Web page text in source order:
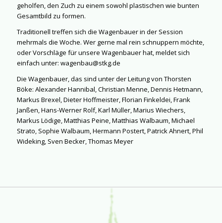
geholfen, den Zuch zu einem sowohl plastischen wie bunten
Gesamtbild zu formen.
Traditionell treffen sich die Wagenbauer in der Session
mehrmals die Woche. Wer gerne mal rein schnuppern möchte,
oder Vorschläge für unsere Wagenbauer hat, meldet sich
einfach unter: wagenbau@stkg.de
Die Wagenbauer, das sind unter der Leitung von Thorsten
Böke: Alexander Hannibal, Christian Menne, Dennis Hetmann,
Markus Brexel, Dieter Hoffmeister, Florian Finkeldei, Frank
Janßen, Hans-Werner Rolf, Karl Müller, Marius Wiechers,
Markus Lödige, Matthias Peine, Matthias Walbaum, Michael
Strato, Sophie Walbaum, Hermann Postert, Patrick Ahnert, Phil
Wideking, Sven Becker, Thomas Meyer